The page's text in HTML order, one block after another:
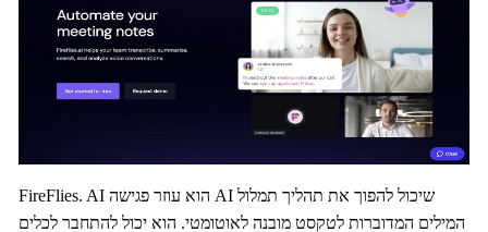
FireFlies. AI הוא עוזר פגישה AI שיכול להפוך את תהליך תמלול
המילים המדוברות לטקסט מובנה לאוטומטי. הוא יכול להתחבר לכלים